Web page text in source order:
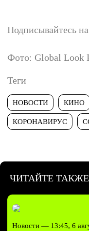
Подписывайтесь
Фото: Global Look
Теги
НОВОСТИ КИНО
КОРОНАВИРУС
ЧИТАЙТЕ ТАКЖЕ
Новости — 13:45, 6